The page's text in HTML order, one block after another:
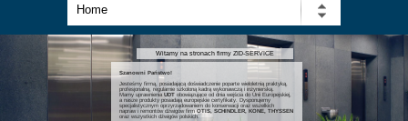
Witamy na stronach firmy ZID-SERVICE
Szanowni Państwo!
Jesteśmy firmą, posiadającą doświadczenie poparte wieloletnią praktyką,
profesjonalną, regularnie szkoloną kadrą wykonawczą i inżynierską.
Mamy uprawnieniaUDT obowiązujące od dnia wejścia do Unii Europejskiej,
a nasze produkty posiadają europejskie certyfikaty. Dysponujemy
specjalistycznym oprzyrządowaniem do konserwacji oraz wszelkich
napraw i remontów dźwigów firmOTIS, SCHINDLER, KONE, THYSSEN
oraz wszystkich dźwigów polskich.